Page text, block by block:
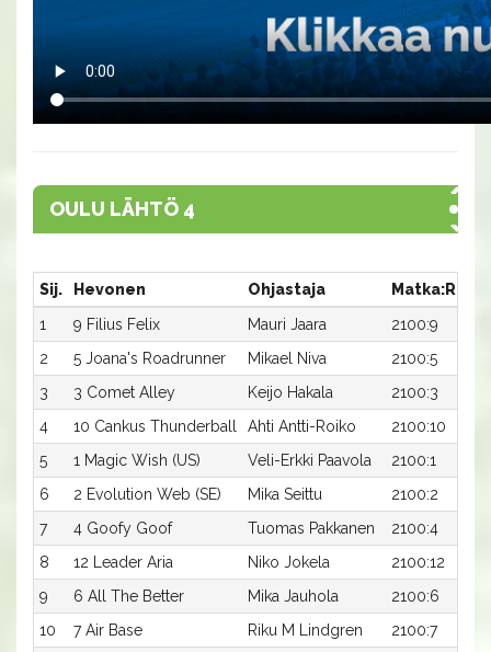
OULU LÄHTÖ 4
Sij. Hevonen Ohjastaja
Matka:Rata
1
9 Filius Felix Mauri Jaara
2100:9
2
5 Joana's Roadrunner Mikael Niva
2100:5
3
3 Comet Alley Keijo Hakala
2100:3
4
10 Cankus Thunderball Ahti Antti-Roiko
2100:10
5
1 Magic Wish (US) Veli-Erkki Paavola
2100:1
6
2 Evolution Web (SE) Mika Seittu
2100:2
7
4 Goofy Goof Tuomas Pakkanen
2100:4
8
12 Leader Aria Niko Jokela
2100:12
9
6 All The Better Mika Jauhola
2100:6
10
7 Air Base Riku M Lindgren
2100:7